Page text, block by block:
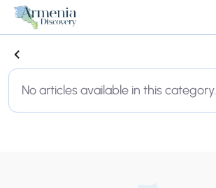
No articles available in this category.